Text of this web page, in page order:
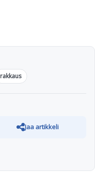
rakkaus
Jaa artikkeli